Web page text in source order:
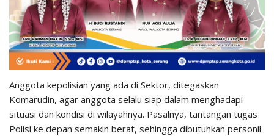
Anggota kepolisian yang ada di Sektor, ditegaskan
Komarudin, agar anggota selalu siap dalam menghadapi
situasi dan kondisi di wilayahnya. Pasalnya, tantangan tugas
Polisi ke depan semakin berat, sehingga dibutuhkan personil